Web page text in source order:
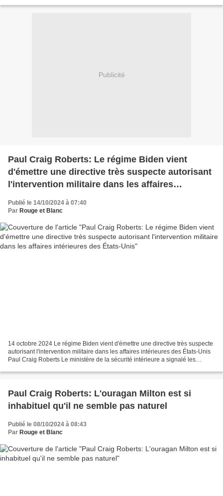
Publicité
Paul Craig Roberts: Le régime Biden vient
d'émettre une directive très suspecte autorisant
l'intervention militaire dans les affaires
Publié le 14/10/2024 à 07:40
Par Rouge et Blanc
14 octobre 2024 Le régime Biden vient d'émettre une directive très suspecte
autorisant l'intervention militaire dans les affaires intérieures des États-Unis
Paul Craig Roberts Le ministère de la sécurité intérieure a signalé les
Paul Craig Roberts: L'ouragan Milton est si
inhabituel qu'il ne semble pas naturel
Publié le 08/10/2024 à 08:43
Par Rouge et Blanc